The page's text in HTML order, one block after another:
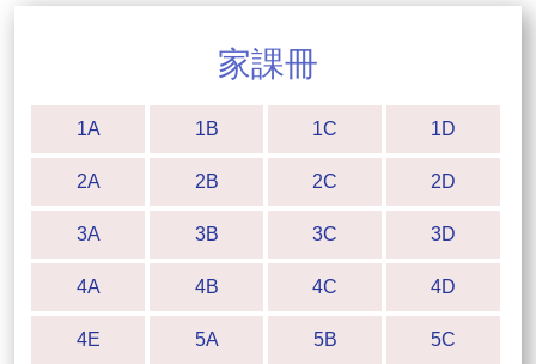
家課冊
1A 1B 1C 1D
2A 2B 2C 2D
3A 3B 3C 3D
4A 4B 4C 4D
4E 5A 5B 5C